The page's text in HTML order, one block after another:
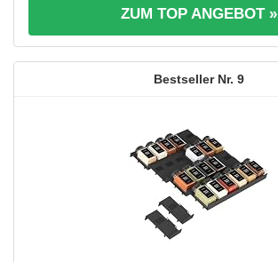
ZUM TOP ANGEBOT »
9